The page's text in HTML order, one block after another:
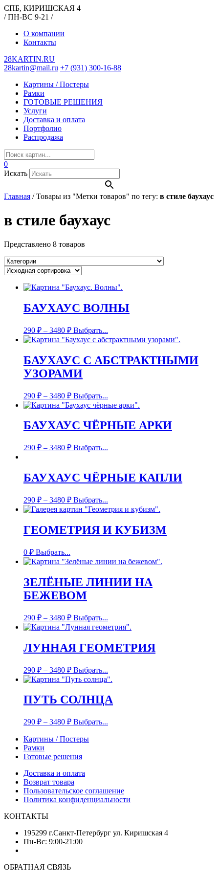
СПБ, КИРИШСКАЯ 4
/ ПН-ВС 9-21 /
О компании
Контакты
28KARTIN.RU
28kartin@mail.ru +7 (931) 300-16-88
Картины / Постеры
Рамки
ГОТОВЫЕ РЕШЕНИЯ
Услуги
Доставка и оплата
Портфолио
Распродажа
0
Искать
Главная /Товары из "Метки товаров" по тегу: в стиле баухаус
в стиле баухаус
Представлено 8 товаров
БАУХАУС ВОЛНЫ
290 ₽ – 3480 ₽ Выбрать...
БАУХАУС С АБСТРАКТНЫМИ
УЗОРАМИ
290 ₽ – 3480 ₽ Выбрать...
БАУХАУС ЧЁРНЫЕ АРКИ
290 ₽ – 3480 ₽ Выбрать...
БАУХАУС ЧЁРНЫЕ КАПЛИ
290 ₽ – 3480 ₽ Выбрать...
ГЕОМЕТРИЯ И КУБИЗМ
0 ₽ Выбрать...
ЗЕЛЁНЫЕ ЛИНИИ НА
БЕЖЕВОМ
290 ₽ – 3480 ₽ Выбрать...
ЛУННАЯ ГЕОМЕТРИЯ
290 ₽ – 3480 ₽ Выбрать...
ПУТЬ СОЛНЦА
290 ₽ – 3480 ₽ Выбрать...
Картины / Постеры
Рамки
Готовые решения
Доставка и оплата
Возврат товара
Пользовательское соглашение
Политика конфиденциальности
КОНТАКТЫ
195299 г.Санкт-Петербург ул. Киришская 4
Пн-Вс: 9:00-21:00
ОБРАТНАЯ СВЯЗЬ